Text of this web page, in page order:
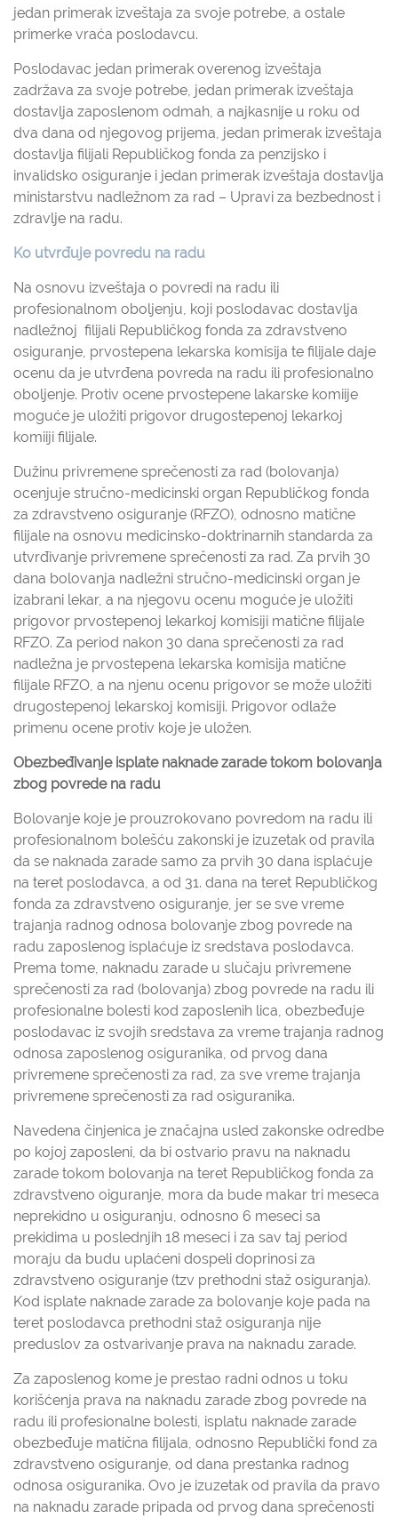
jedan primerak izveštaja za svoje potrebe, a ostale
primerke vraća poslodavcu.
Poslodavac jedan primerak overenog izveštaja
zadržava za svoje potrebe, jedan primerak izveštaja
dostavlja zaposlenom odmah, a najkasnije u roku od
dva dana od njegovog prijema, jedan primerak izveštaja
dostavlja filijali Republičkog fonda za penzijsko i
invalidsko osiguranje i jedan primerak izveštaja dostavlja
ministarstvu nadležnom za rad – Upravi za bezbednost i
zdravlje na radu.
Ko utvrđuje povredu na radu
Na osnovu izveštaja o povredi na radu ili
profesionalnom oboljenju, koji poslodavac dostavlja
nadležnoj filijali Republičkog fonda za zdravstveno
osiguranje, prvostepena lekarska komisija te filijale daje
ocenu da je utvrđena povreda na radu ili profesionalno
oboljenje. Protiv ocene prvostepene lakarske komiije
moguće je uložiti prigovor drugostepenoj lekarkoj
komiiji filijale.
Dužinu privremene sprečenosti za rad (bolovanja)
ocenjuje stručno-medicinski organ Republičkog fonda
za zdravstveno osiguranje (RFZO), odnosno matične
filijale na osnovu medicinsko-doktrinarnih standarda za
utvrđivanje privremene sprečenosti za rad. Za prvih 30
dana bolovanja nadležni stručno-medicinski organ je
izabrani lekar, a na njegovu ocenu moguće je uložiti
prigovor prvostepenoj lekarkoj komisiji matične filijale
RFZO. Za period nakon 30 dana sprečenosti za rad
nadležna je prvostepena lekarska komisija matične
filijale RFZO, a na njenu ocenu prigovor se može uložiti
drugostepenoj lekarskoj komisiji. Prigovor odlaže
primenu ocene protiv koje je uložen.
Obezbeđivanje isplate naknade zarade tokom bolovanja
zbog povrede na radu
Bolovanje koje je prouzrokovano povredom na radu ili
profesionalnom bolešću zakonski je izuzetak od pravila
da se naknada zarade samo za prvih 30 dana isplaćuje
na teret poslodavca, a od 31. dana na teret Republičkog
fonda za zdravstveno osiguranje, jer se sve vreme
trajanja radnog odnosa bolovanje zbog povrede na
radu zaposlenog isplaćuje iz sredstava poslodavca.
Prema tome, naknadu zarade u slučaju privremene
sprečenosti za rad (bolovanja) zbog povrede na radu ili
profesionalne bolesti kod zaposlenih lica, obezbeđuje
poslodavac iz svojih sredstava za vreme trajanja radnog
odnosa zaposlenog osiguranika, od prvog dana
privremene sprečenosti za rad, za sve vreme trajanja
privremene sprečenosti za rad osiguranika.
Navedena činjenica je značajna usled zakonske odredbe
po kojoj zaposleni, da bi ostvario pravu na naknadu
zarade tokom bolovanja na teret Republičkog fonda za
zdravstveno oiguranje, mora da bude makar tri meseca
neprekidno u osiguranju, odnosno 6 meseci sa
prekidima u poslednjih 18 meseci i za sav taj period
moraju da budu uplaćeni dospeli doprinosi za
zdravstveno osiguranje (tzv prethodni staž osiguranja).
Kod isplate naknade zarade za bolovanje koje pada na
teret poslodavca prethodni staž osiguranja nije
preduslov za ostvarivanje prava na naknadu zarade.
Za zaposlenog kome je prestao radni odnos u toku
korišćenja prava na naknadu zarade zbog povrede na
radu ili profesionalne bolesti, isplatu naknade zarade
obezbeđuje matična filijala, odnosno Republički fond za
zdravstveno osiguranje, od dana prestanka radnog
odnosa osiguranika. Ovo je izuzetak od pravila da pravo
na naknadu zarade pripada od prvog dana sprečenosti